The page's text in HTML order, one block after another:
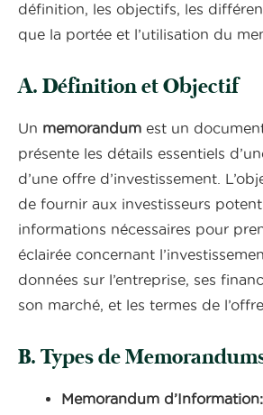
définition, les objectifs, les
que la portée et l’utilisation du
A. Définition et Objectif
Un memorandum est un
présente les détails essentiels
d’une offre d’investissement.
de fournir aux investisseurs
informations nécessaires pour
éclairée concernant
données sur l’entreprise, ses
son marché, et les termes de l’offre.
B. Types de
Memorandum d’Information: